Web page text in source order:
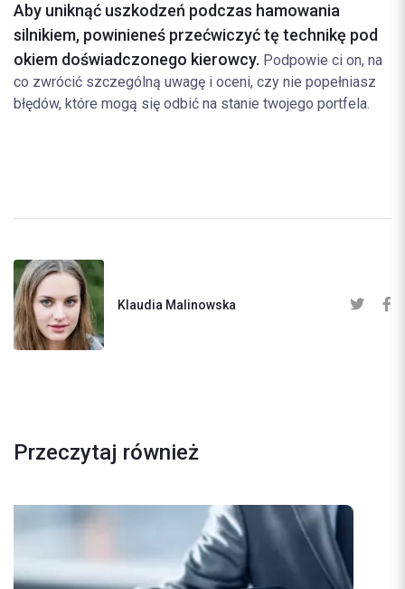
Aby uniknąć uszkodzeń podczas hamowania
silnikiem, powinieneś przećwiczyć tę technikę pod
okiem doświadczonego kierowcy. Podpowie ci on, na
co zwrócić szczególną uwagę i oceni, czy nie popełniasz
błędów, które mogą się odbić na stanie twojego portfela.
Klaudia Malinowska
Przeczytaj również